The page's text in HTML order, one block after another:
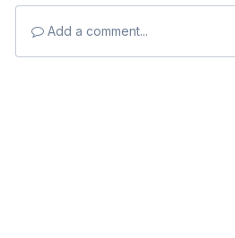
Add a comment...